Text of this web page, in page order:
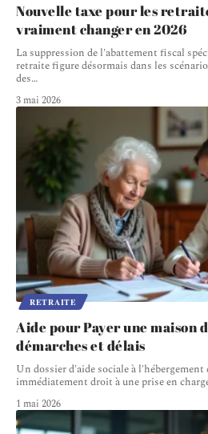
Nouvelle taxe pour les
vraiment changer en 2026
La suppression de l'abattement fiscal
retraite figure désormais dans les
des…
3 mai 2026
RETRAITE
Aide pour Payer une maison
démarches et délais
Un dossier d'aide sociale à l'hébergement
immédiatement droit à une prise en
1 mai 2026